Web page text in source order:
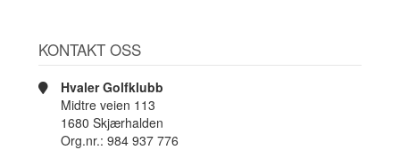
KONTAKT OSS
Hvaler Golfklubb
Midtre veien 113
1680 Skjærhalden
Org.nr.: 984 937 776